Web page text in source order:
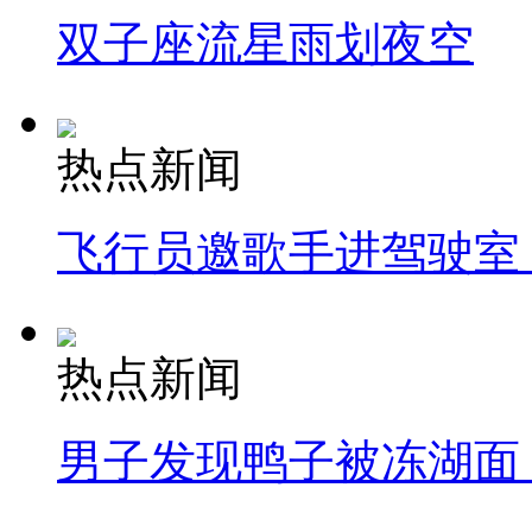
双子座流星雨划夜空
热点新闻
飞行员邀歌手进驾驶
热点新闻
男子发现鸭子被冻湖